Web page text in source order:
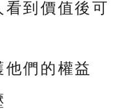
到價值後可
們的權益